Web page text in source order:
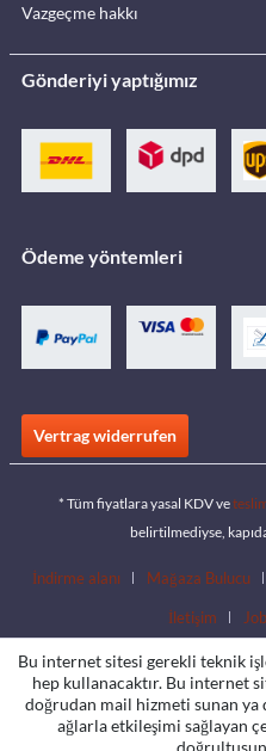
Vazgeçme hakkı
Gönderiyi yaptığımız
Ödeme yöntemleri
Vertrag widerrufen
* Tüm fiyatlara yasal KDV ve
belirtilmediyse,
İndirme alanı Mağaza Bulucu
İletişim
Bu internet sitesi gerekli teknik
hep kullanacaktır. Bu internet
doğrudan mail hizmeti sunan
ağlarla etkileşimi sağlayan